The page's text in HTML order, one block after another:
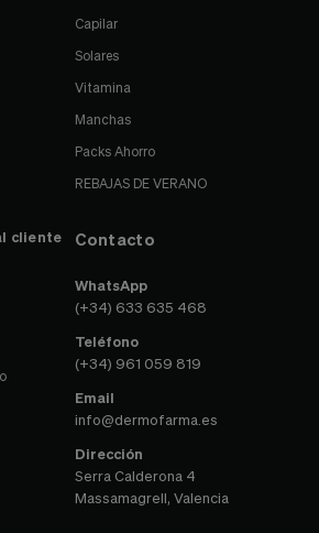
Capilar
Solares
Vitamina
Manchas
Packs Ahorro
REBAJAS DE VERANO
cliente Contacto
WhatsApp
(+34) 633 635 468
Teléfono
(+34) 961 059 819
Email
info@dermofarma.es
Dirección
Serra Calderona 4
Massamagrell, Valencia